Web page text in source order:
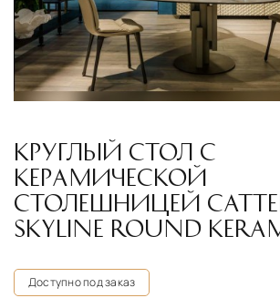
КРУГЛЫЙ СТОЛ С
КЕРАМИЧЕСКОЙ
СТОЛЕШНИЦЕЙ
SKYLINE ROUND
Доступно под заказ